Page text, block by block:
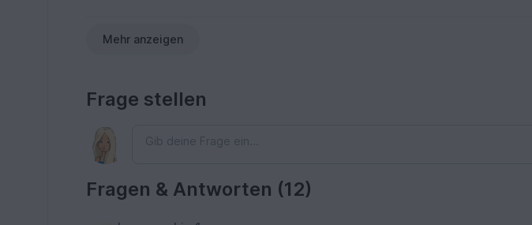
Mehr anzeigen
Frage stellen
Fragen & Antworten (12)